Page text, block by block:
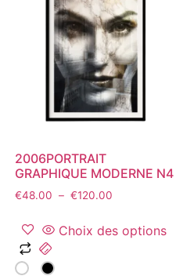
options
peuvent
être
choisies
sur
page
produit
2006PORTRAIT
GRAPHIQUE MODERNE N4
€48.00 – €120.00Plage
prix :
€48.00
Choix des options
Ce
produit